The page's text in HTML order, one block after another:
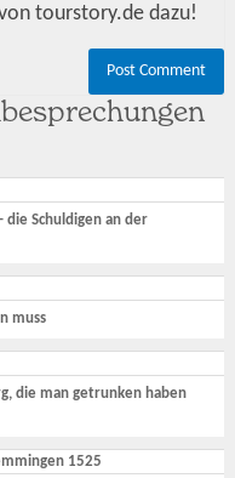
tourstory.de dazu!
die Schuldigen an der
muss
die man getrunken haben